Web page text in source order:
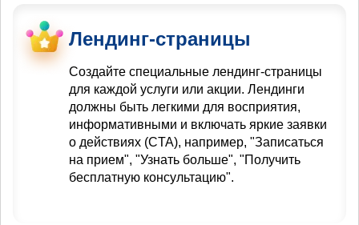
Лендинг-страницы
Создайте специальные лендинг-страницы
для каждой услуги или акции. Лендинги
должны быть легкими для восприятия,
информативными и включать яркие заявки
о действиях (CTA), например, "Записаться
на прием", "Узнать больше", "Получить
бесплатную консультацию".